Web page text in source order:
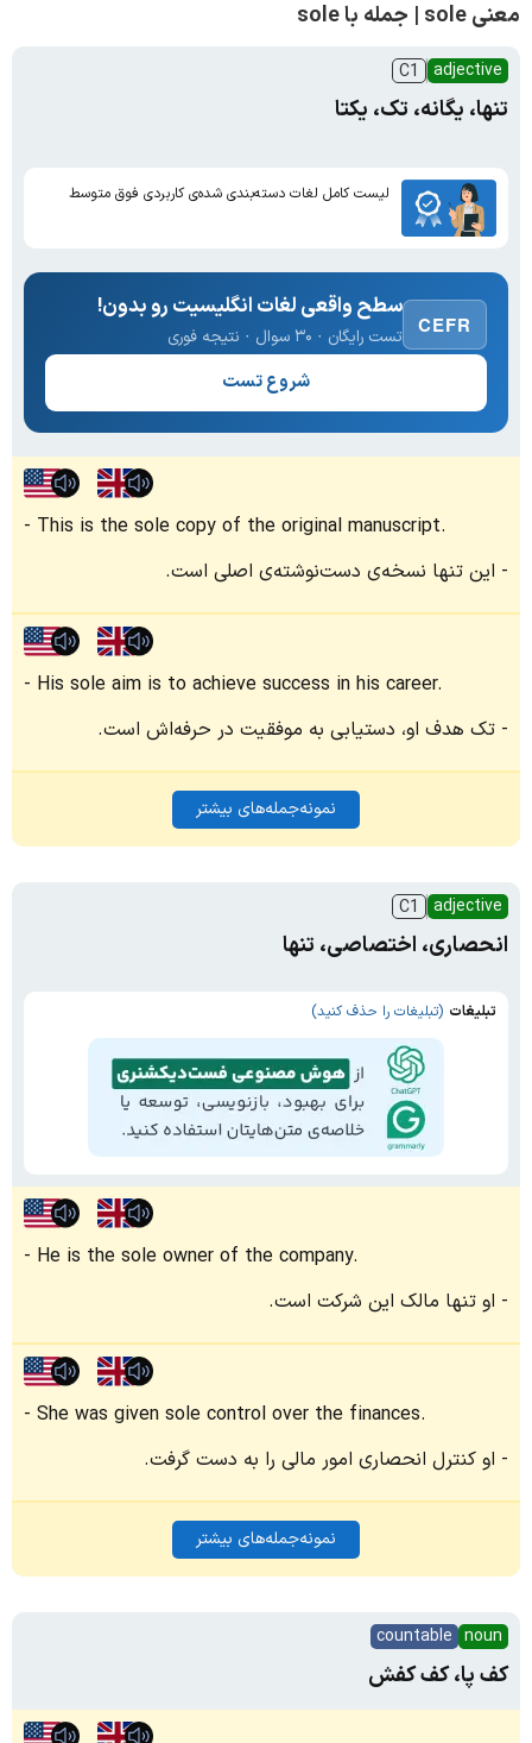
معنی sole | جمله با sole
adjective
C1
تنها، یگانه، تک، یکتا
لیست کامل لغات دسته‌بندی شده‌ی کاربردی فوق متوسط
CEFR
سطح واقعی لغات انگلیسیت رو بدون!
تست رایگان · ۳۰ سوال · نتیجه فوری
شروع تست
This is the sole copy of the original manuscript.
این تنها نسخه‌ی دست‌نوشته‌ی اصلی است.
His sole aim is to achieve success in his career.
تک هدف او، دستیابی به موفقیت در حرفه‌اش است.
نمونه‌جمله‌های بیشتر
adjective
C1
انحصاری، اختصاصی، تنها
تبلیغات (تبلیغات را حذف کنید)
He is the sole owner of the company.
او تنها مالک این شرکت است.
She was given sole control over the finances.
او کنترل انحصاری امور مالی را به دست گرفت.
نمونه‌جمله‌های بیشتر
noun
countable
کف پا، کف کفش